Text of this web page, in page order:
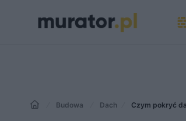
Budowa Dach Czym pokryć